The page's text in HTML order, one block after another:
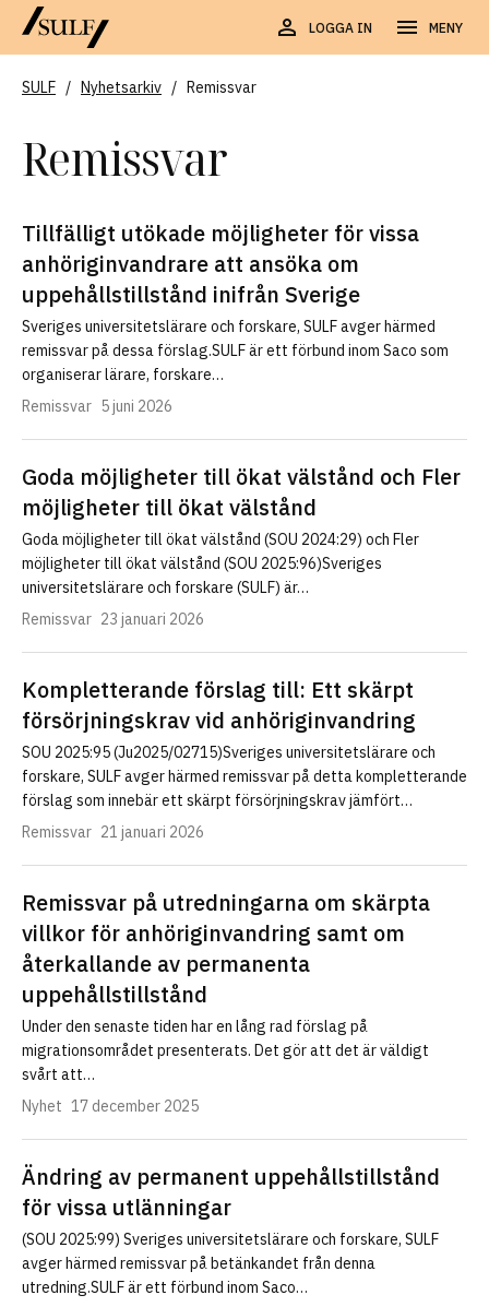
LOGGA IN MENY
SULF / Nyhetsarkiv / Remissvar
Remissvar
Tillfälligt utökade möjligheter för vissa
anhöriginvandrare att ansöka om
uppehållstillstånd inifrån Sverige
Sveriges universitetslärare och forskare, SULF avger härmed
remissvar på dessa förslag.SULF är ett förbund inom Saco som
organiserar lärare, forskare…
Remissvar 5 juni 2026
Goda möjligheter till ökat välstånd och Fler
möjligheter till ökat välstånd
Goda möjligheter till ökat välstånd (SOU 2024:29) och Fler
möjligheter till ökat välstånd (SOU 2025:96)Sveriges
universitetslärare och forskare (SULF) är…
Remissvar 23 januari 2026
Kompletterande förslag till: Ett skärpt
försörjningskrav vid anhöriginvandring
SOU 2025:95 (Ju2025/02715)Sveriges universitetslärare och
forskare, SULF avger härmed remissvar på detta kompletterande
förslag som innebär ett skärpt försörjningskrav jämfört…
Remissvar 21 januari 2026
Remissvar på utredningarna om skärpta
villkor för anhöriginvandring samt om
återkallande av permanenta
uppehållstillstånd
Under den senaste tiden har en lång rad förslag på
migrationsområdet presenterats. Det gör att det är väldigt
svårt att…
Nyhet 17 december 2025
Ändring av permanent uppehållstillstånd
för vissa utlänningar
(SOU 2025:99) Sveriges universitetslärare och forskare, SULF
avger härmed remissvar på betänkandet från denna
utredning.SULF är ett förbund inom Saco…